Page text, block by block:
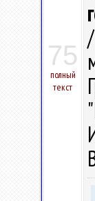
75
полный
текст